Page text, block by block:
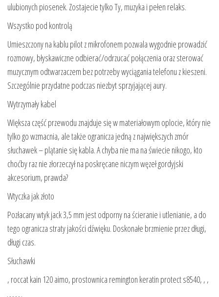
ulubionych piosenek. Zostajecie tylko Ty, muzyka i pełen relaks.
Wszystko pod kontrolą
Umieszczony na kablu pilot z mikrofonem pozwala wygodnie prowadzić
rozmowy, błyskawiczne odbierać/odrzucać połączenia oraz sterować
muzycznym odtwarzaczem bez potrzeby wyciągania telefonu z kieszeni.
Szczególnie przydatne podczas niezbyt sprzyjającej aury.
Wytrzymały kabel
Większa część przewodu znajduje się w materiałowym oplocie, który nie
tylko go wzmacnia, ale także ogranicza jedną z największych zmór
słuchawek – plątanie się kabla. A chyba nie ma na świecie nikogo, kto
choćby raz nie złorzeczył na poskręcane niczym węzeł gordyjski
akcesorium, prawda?
Wtyczka jak złoto
Pozłacany wtyk jack 3,5 mm jest odporny na ścieranie i utlenianie, a do
tego ogranicza straty jakości dźwięku. Doskonałe brzmienie przez długi,
długi czas.
Słuchawki
, roccat kain 120 aimo, prostownica remington keratin protect s8540, , ,